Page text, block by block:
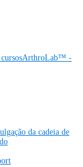
ArthroLab™ -
da cadeia de